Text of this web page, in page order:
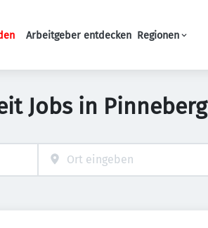
Haupt-Navigation
Arbeitgeber entdecken Regionen
Jobs in Pinneberg